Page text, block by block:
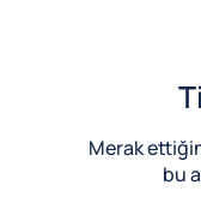
Merak
bu